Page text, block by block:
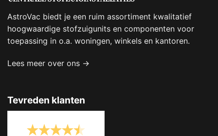
AstroVac biedt je een ruim assortiment kwalitatief
hoogwaardige stofzuigunits en componenten voor
toepassing in o.a. woningen, winkels en kantoren.
Lees meer over ons →
Tevreden klanten